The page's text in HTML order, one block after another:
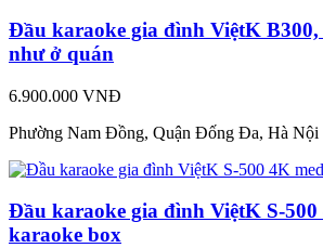
Đầu karaoke gia đình ViệtK
như ở quán
6.900.000 VNĐ
Phường Nam Đồng, Quận Đống Đa, Hà Nội
Đầu karaoke gia đình ViệtK S-500
karaoke box